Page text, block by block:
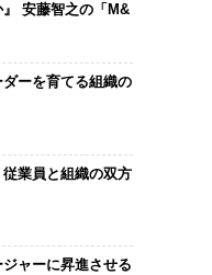
安藤智之の「M&
ーを育てる組織の
業員と組織の双方
ャーに昇進させる